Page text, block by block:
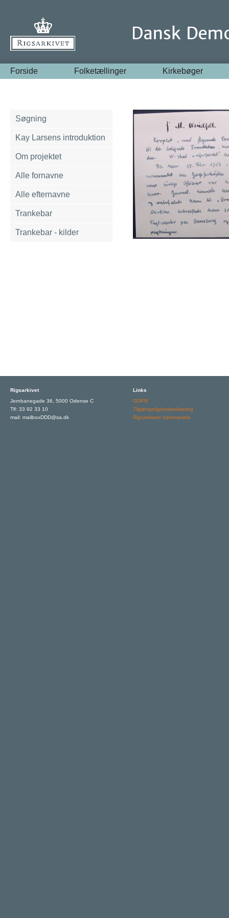
Forside Folketællinger Kirkebøger
Søgning
Kay Larsens introduktion
Om projektet
Alle fornavne
Alle efternavne
Trankebar
Trankebar - kilder
Rigsarkivet
Jernbanegade 36, 5000 Odense C
Tlf: 33 92 33 10
mail: mailboxDDD@sa.dk
Links
GDPR
Tilgængelighedserklæring
Rigsarkivets hjemmeside